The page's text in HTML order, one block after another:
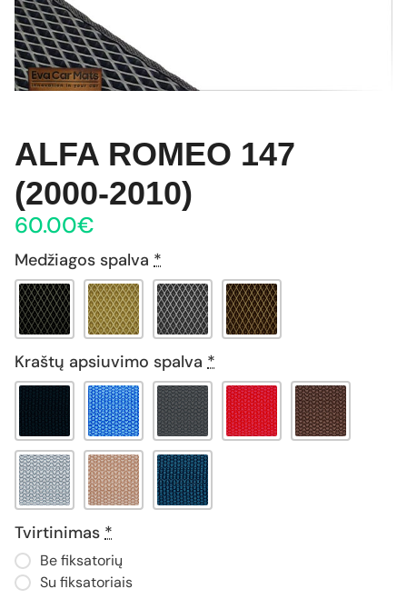
ALFA ROMEO 147
(2000-2010)
60.00€
Medžiagos spalva *
Kraštų apsiuvimo spalva *
Tvirtinimas *
Be fiksatorių
Su fiksatoriais